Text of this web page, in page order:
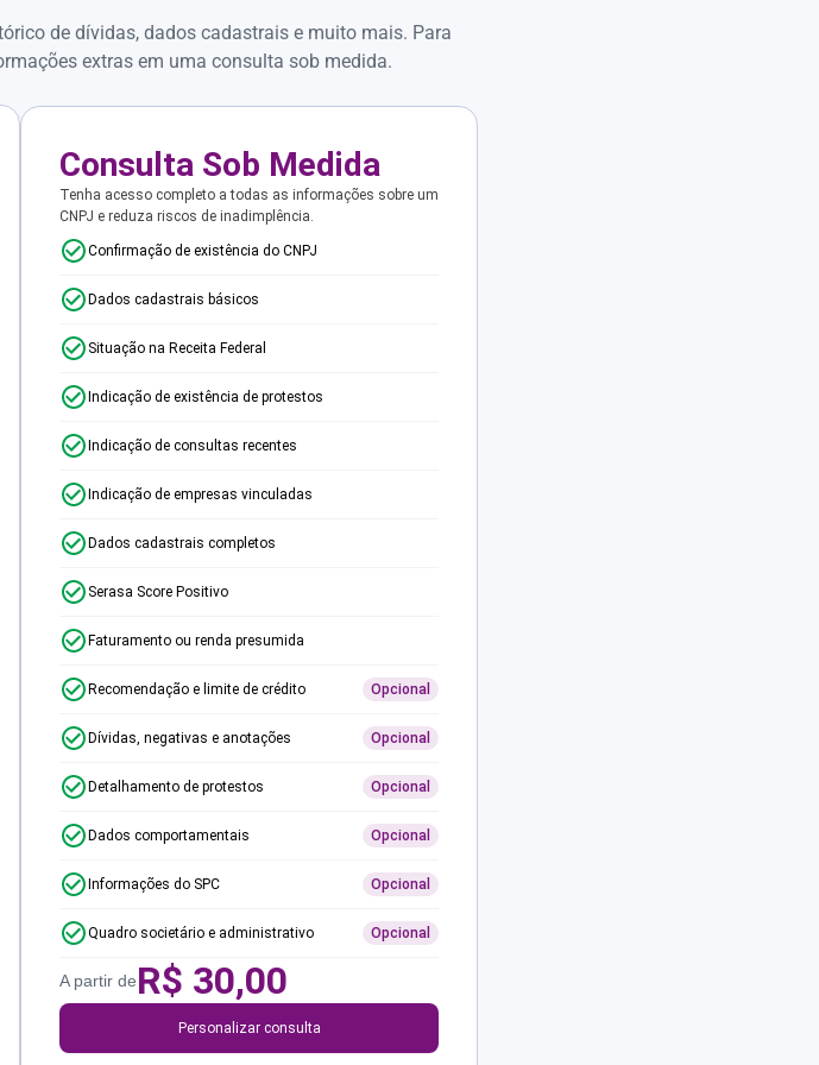
de dívidas, dados cadastrais e muito mais. Para
extras em uma consulta sob medida.
Consulta Sob Medida
Tenha acesso completo a todas as informações sobre um
CNPJ e reduza riscos de inadimplência.
Confirmação de existência do CNPJ
Dados cadastrais básicos
Situação na Receita Federal
Indicação de existência de protestos
Indicação de consultas recentes
Indicação de empresas vinculadas
Dados cadastrais completos
Serasa Score Positivo
Faturamento ou renda presumida
Recomendação e limite de crédito Opcional
Dívidas, negativas e anotações Opcional
Detalhamento de protestos Opcional
Dados comportamentais Opcional
Informações do SPC Opcional
Quadro societário e administrativo Opcional
A partir deR$ 30,00
Personalizar consulta